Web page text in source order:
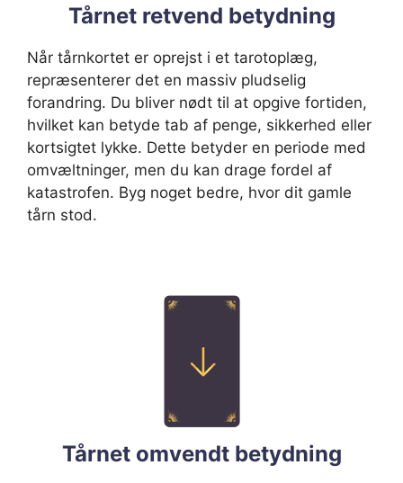
Tårnet retvend betydning
Når tårnkortet er oprejst i et tarotoplæg,
repræsenterer det en massiv pludselig
forandring. Du bliver nødt til at opgive fortiden,
hvilket kan betyde tab af penge, sikkerhed eller
kortsigtet lykke. Dette betyder en periode med
omvæltninger, men du kan drage fordel af
katastrofen. Byg noget bedre, hvor dit gamle
tårn stod.
Tårnet omvendt betydning